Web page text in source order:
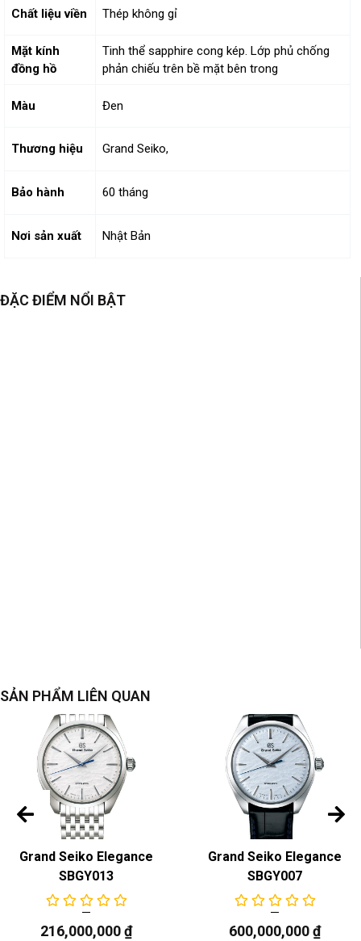
ĐẶC ĐIỂM NỔI BẬT
Chất liệu viền Thép không gỉ
Mặt kính
đồng hồ
Tinh thể sapphire cong kép. Lớp phủ chống
phản chiếu trên bề mặt bên trong
Màu Đen
Thương hiệu Grand Seiko,
Bảo hành 60 tháng
Nơi sản xuất Nhật Bản
SẢN PHẨM LIÊN QUAN
Grand Seiko Elegance
SBGY013
216,000,000₫
Grand Seiko Elegance
SBGY007
600,000,000₫